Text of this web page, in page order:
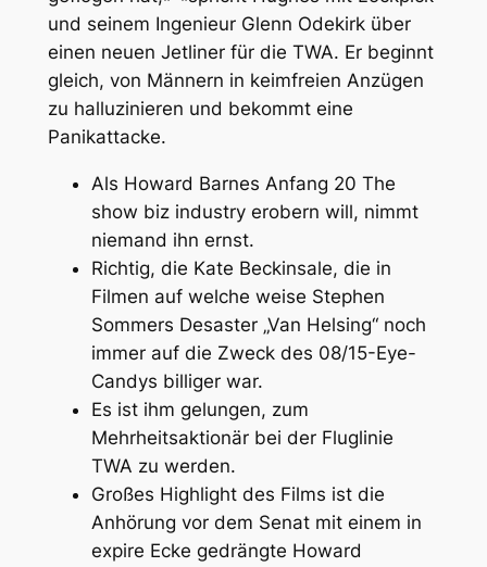
und seinem Ingenieur Glenn Odekirk über
einen neuen Jetliner für die TWA. Er beginnt
gleich, von Männern in keimfreien Anzügen
zu halluzinieren und bekommt eine
Panikattacke.
Als Howard Barnes Anfang 20 The
show biz industry erobern will, nimmt
niemand ihn ernst.
Richtig, die Kate Beckinsale, die in
Filmen auf welche weise Stephen
Sommers Desaster „Van Helsing“ noch
immer auf die Zweck des 08/15-Eye-
Candys billiger war.
Es ist ihm gelungen, zum
Mehrheitsaktionär bei der Fluglinie
TWA zu werden.
Großes Highlight des Films ist die
Anhörung vor dem Senat mit einem in
expire Ecke gedrängte Howard